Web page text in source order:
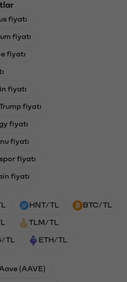
fiyatı
fiyatı
fiyatı
fiyatı
fiyatı
fiyatı
fiyatı
fiyatı
fiyatı
HNT/TL BTC/TL
TLM/TL
TL ETH/TL
(AAVE)